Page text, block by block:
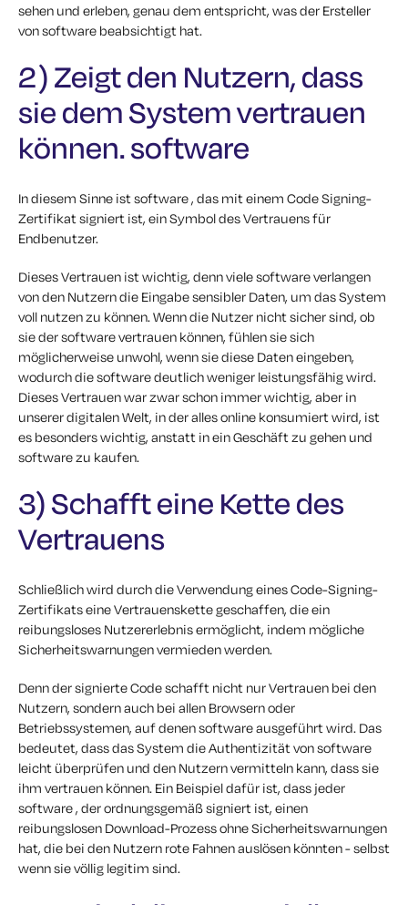
sehen und erleben, genau dem entspricht, was der Ersteller
von software beabsichtigt hat.
2) Zeigt den Nutzern, dass
sie dem System vertrauen
können. software
In diesem Sinne ist software , das mit einem Code Signing-
Zertifikat signiert ist, ein Symbol des Vertrauens für
Endbenutzer.
Dieses Vertrauen ist wichtig, denn viele software verlangen
von den Nutzern die Eingabe sensibler Daten, um das System
voll nutzen zu können. Wenn die Nutzer nicht sicher sind, ob
sie der software vertrauen können, fühlen sie sich
möglicherweise unwohl, wenn sie diese Daten eingeben,
wodurch die software deutlich weniger leistungsfähig wird.
Dieses Vertrauen war zwar schon immer wichtig, aber in
unserer digitalen Welt, in der alles online konsumiert wird, ist
es besonders wichtig, anstatt in ein Geschäft zu gehen und
software zu kaufen.
3) Schafft eine Kette des
Vertrauens
Schließlich wird durch die Verwendung eines Code-Signing-
Zertifikats eine Vertrauenskette geschaffen, die ein
reibungsloses Nutzererlebnis ermöglicht, indem mögliche
Sicherheitswarnungen vermieden werden.
Denn der signierte Code schafft nicht nur Vertrauen bei den
Nutzern, sondern auch bei allen Browsern oder
Betriebssystemen, auf denen software ausgeführt wird. Das
bedeutet, dass das System die Authentizität von software
leicht überprüfen und den Nutzern vermitteln kann, dass sie
ihm vertrauen können. Ein Beispiel dafür ist, dass jeder
software , der ordnungsgemäß signiert ist, einen
reibungslosen Download-Prozess ohne Sicherheitswarnungen
hat, die bei den Nutzern rote Fahnen auslösen könnten - selbst
wenn sie völlig legitim sind.